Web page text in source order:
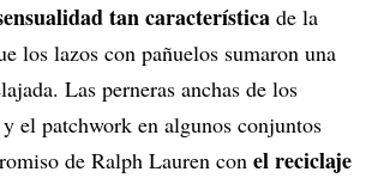
tan característica de la
los lazos con pañuelos sumaron una
Las perneras anchas de los
el patchwork en algunos conjuntos
de Ralph Lauren con el reciclaje